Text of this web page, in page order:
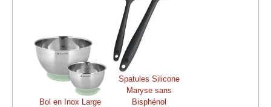
Bol en Inox Large
Spatules Silicone
Maryse sans
Bisphénol